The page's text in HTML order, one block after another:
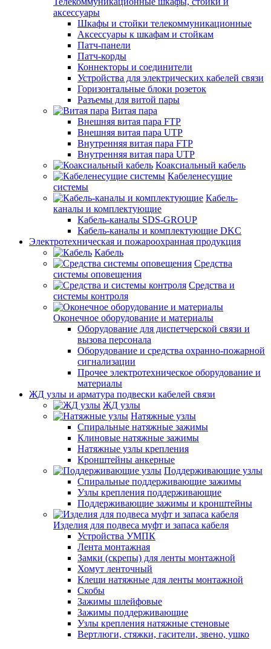
аксессуары
Шкафы и стойки телекоммуникационные
Аксессуары к шкафам и стойкам
Патч-панели
Патч-корды
Коннекторы и соединители
Устройства для электрических кабелей связи
Горизонтальные блоки розеток
Разъемы для витой пары
Витая пара
Внешняя витая пара FTP
Внешняя витая пара UTP
Внутренняя витая пара FTP
Внутренняя витая пара UTP
Коаксиальный кабель
Кабеленесущие
системы
Кабель-
каналы и комплектующие
Кабель-каналы SDS-GROUP
Кабель-каналы и комплектующие DKC
Электротехническая и пожароохранная продукция
Кабель
Средства
системы оповещения
Средства и
системы контроля
Оконечное оборудование и материалы
Оборудование для диспетчерской связи и
вызова персонала
Оборудование и средства охранно-пожарной
сигнализации
Прочее электротехническое оборудование и
материалы
ЖД узлы и арматура подвески кабелей связи
ЖД узлы
Натяжные узлы
Спиральные натяжные зажимы
Клиновые натяжные зажимы
Натяжные узлы крепления
Кронштейны анкерные
Поддерживающие узлы
Спиральные поддерживающие зажимы
Узлы крепления поддерживающие
Поддерживающие зажимы и кронштейны
Изделия для подвеса муфт и запаса кабеля
Устройства УМПК
Лента монтажная
Замки (скрепы) для ленты монтажной
Хомут ленточный
Клещи натяжные для ленты монтажной
Скобы
Зажимы шлейфовые
Зажимы поддерживающие
Узлы крепления натяжные стеновые
Вертлюги, стяжки, гасители, звено, ушко